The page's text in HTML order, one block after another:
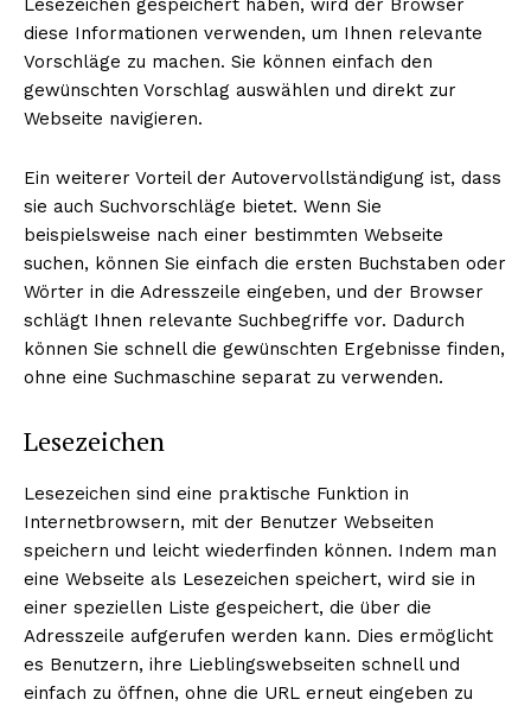
NEWSLETTER ABONNIEREN
Inhalte
Lesezeichen gespeichert haben, wird der Browser
diese Informationen verwenden, um Ihnen relevante
Vorschläge zu machen. Sie können einfach den
gewünschten Vorschlag auswählen und direkt zur
Webseite navigieren.
Ein weiterer Vorteil der Autovervollständigung ist, dass
sie auch Suchvorschläge bietet. Wenn Sie
beispielsweise nach einer bestimmten Webseite
suchen, können Sie einfach die ersten Buchstaben oder
Wörter in die Adresszeile eingeben, und der Browser
schlägt Ihnen relevante Suchbegriffe vor. Dadurch
können Sie schnell die gewünschten Ergebnisse finden,
ohne eine Suchmaschine separat zu verwenden.
Lesezeichen
Lesezeichen sind eine praktische Funktion in
Internetbrowsern, mit der Benutzer Webseiten
speichern und leicht wiederfinden können. Indem man
eine Webseite als Lesezeichen speichert, wird sie in
einer speziellen Liste gespeichert, die über die
Adresszeile aufgerufen werden kann. Dies ermöglicht
es Benutzern, ihre Lieblingswebseiten schnell und
einfach zu öffnen, ohne die URL erneut eingeben zu